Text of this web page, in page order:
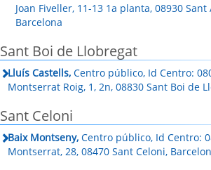
Joan Fiveller, 11-13 1a planta, 08930
Barcelona
Sant Boi de Llobregat
Lluís Castells, Centro público, Id Centro:
Montserrat Roig, 1, 2n, 08830 Sant Boi de
Sant Celoni
Baix Montseny, Centro público, Id Centro:
Montserrat, 28, 08470 Sant Celoni,